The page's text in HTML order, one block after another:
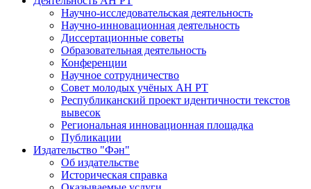
Научно-исследовательская деятельность
Научно-инновационная деятельность
Диссертационные советы
Образовательная деятельность
Конференции
Научное сотрудничество
Совет молодых учёных АН РТ
Республиканский проект идентичности текстов
вывесок
Региональная инновационная площадка
Публикации
Издательство "Фән"
Об издательстве
Историческая справка